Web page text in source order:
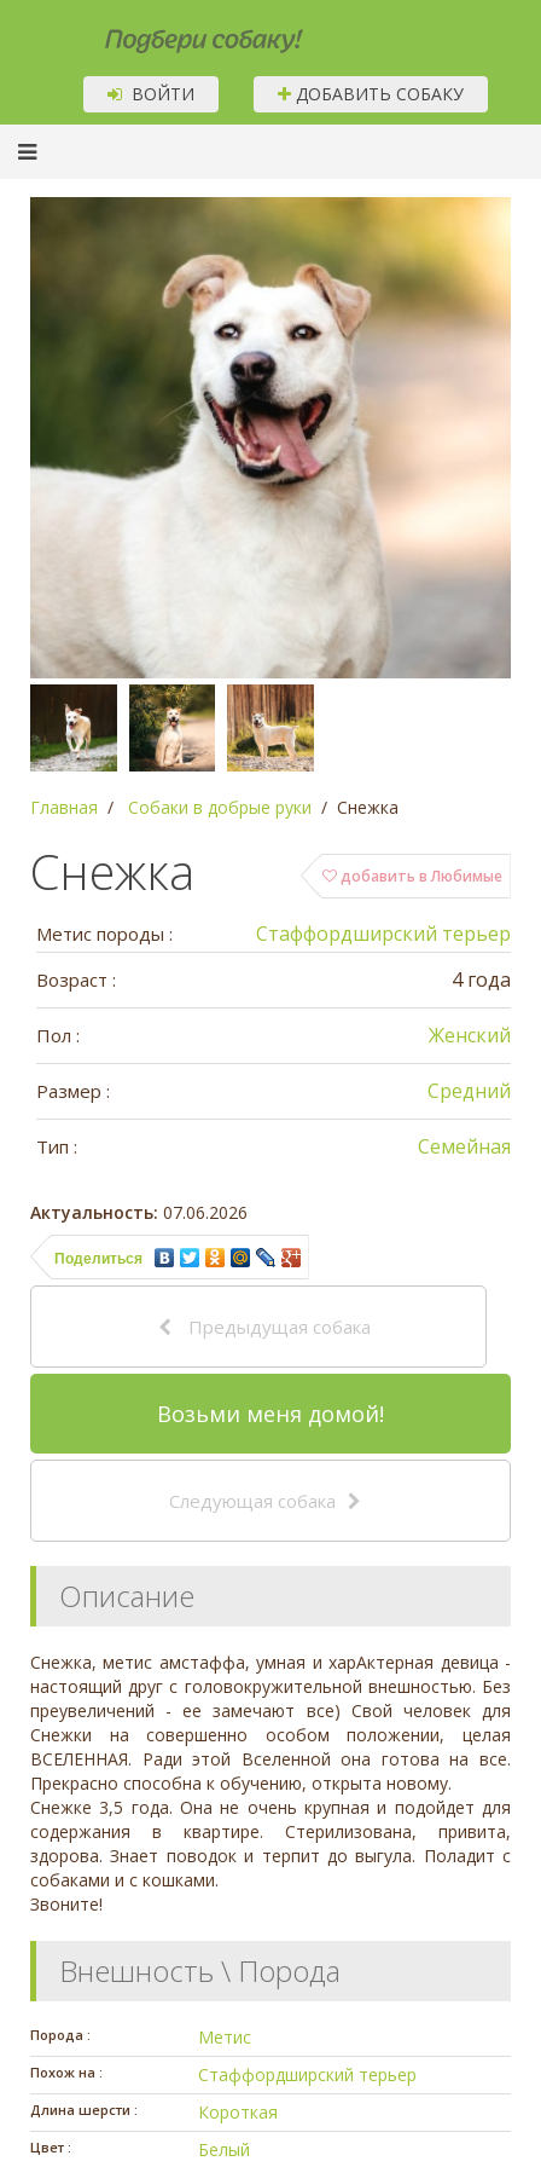
Подбери собаку!
ВОЙТИ ДОБАВИТЬ СОБАКУ
Главная Собаки в добрые руки Снежка
добавить в Любимые
Снежка
Метис породы : Стаффордширский терьер
Возраст : 4 года
Пол : Женский
Размер : Средний
Тип : Семейная
Актуальность: 07.06.2026
Поделиться
Предыдущая собака
Возьми меня домой!
Следующая собака
Описание
Снежка, метис амстаффа, умная и харАктерная девица -
настоящий друг с головокружительной внешностью. Без
преувеличений - ее замечают все) Свой человек для
Снежки на совершенно особом положении, целая
ВСЕЛЕННАЯ. Ради этой Вселенной она готова на все.
Прекрасно способна к обучению, открыта новому.
Снежке 3,5 года. Она не очень крупная и подойдет для
содержания в квартире. Стерилизована, привита,
здорова. Знает поводок и терпит до выгула. Поладит с
собаками и с кошками.
Звоните!
Внешность \ Порода
Порода : Метис
Похож на : Стаффордширский терьер
Длина шерсти : Короткая
Цвет : Белый